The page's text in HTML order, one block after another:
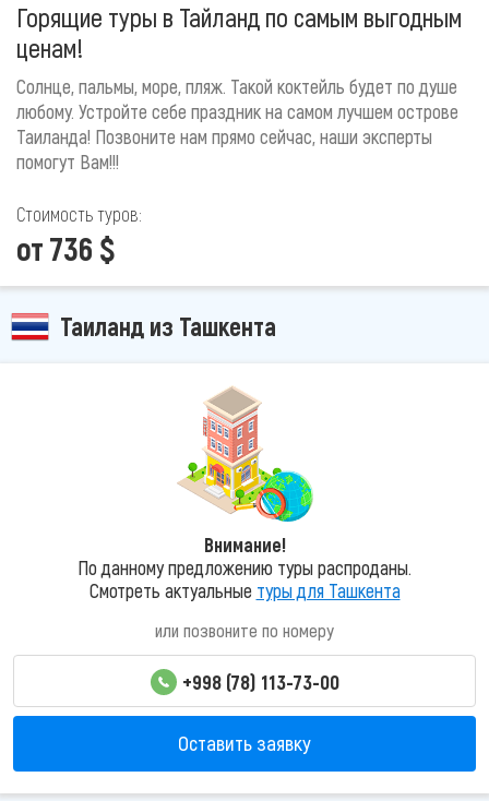
Горящие туры в Тайланд по самым выгодным
ценам!
Солнце, пальмы, море, пляж. Такой коктейль будет по душе
любому. Устройте себе праздник на самом лучшем острове
Таиланда! Позвоните нам прямо сейчас, наши эксперты
помогут Вам!!!
Стоимость туров:
от 736 $
Таиланд из Ташкента
Внимание!
По данному предложению туры распроданы.
Смотреть актуальные туры для Ташкента
или позвоните по номеру
+998 (78) 113-73-00
Оставить заявку